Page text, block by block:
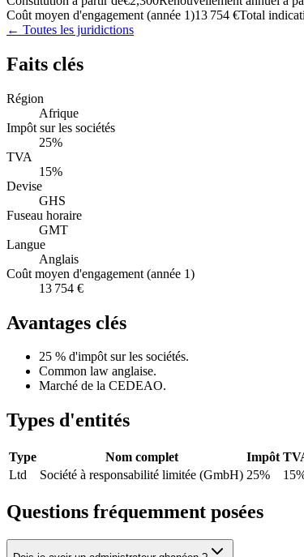
Coût moyen d'engagement (année 1)13 754 €Total
← Toutes les juridictions
Faits clés
Région
Afrique
Impôt sur les sociétés
25%
TVA
15%
Devise
GHS
Fuseau horaire
GMT
Langue
Anglais
Coût moyen d'engagement (année 1)
13 754 €
Avantages clés
25 % d'impôt sur les sociétés.
Common law anglaise.
Marché de la CEDEAO.
Types d'entités
Type Nom complet Impôt
Ltd
Société à responsabilité limitée (GmbH) 25%
Questions fréquemment posées